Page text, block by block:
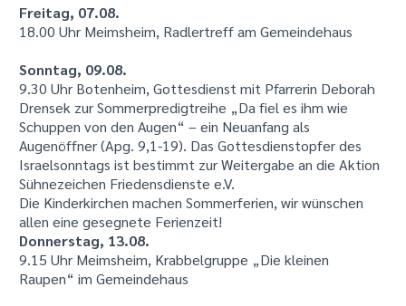
Freitag, 07.08.
18.00 Uhr Meimsheim, Radlertreff am Gemeindehaus
Sonntag, 09.08.
9.30 Uhr Botenheim, Gottesdienst mit Pfarrerin Deborah
Drensek zur Sommerpredigtreihe „Da fiel es ihm wie
Schuppen von den Augen“ – ein Neuanfang als
Augenöffner (Apg. 9,1-19). Das Gottesdienstopfer des
Israelsonntags ist bestimmt zur Weitergabe an die Aktion
Sühnezeichen Friedensdienste e.V.
Die Kinderkirchen machen Sommerferien, wir wünschen
allen eine gesegnete Ferienzeit!
Donnerstag, 13.08.
9.15 Uhr Meimsheim, Krabbelgruppe „Die kleinen
Raupen“ im Gemeindehaus